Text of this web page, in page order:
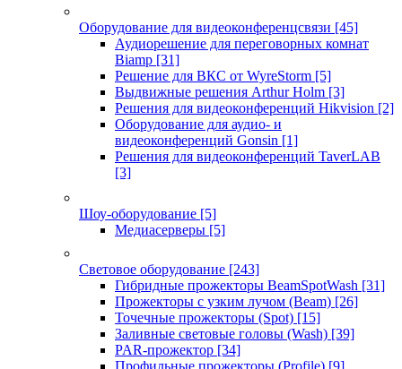
Оборудование для видеоконференцсвязи [45]
Аудиорешение для переговорных комнат
Biamp [31]
Решение для ВКС от WyreStorm [5]
Выдвижные решения Arthur Holm [3]
Решения для видеоконференций Hikvision [2]
Оборудование для аудио- и
видеоконференций Gonsin [1]
Решения для видеоконференций TaverLAB
[3]
Шоу-оборудование [5]
Медиасерверы [5]
Световое оборудование [243]
Гибридные прожекторы BeamSpotWash [31]
Прожекторы с узким лучом (Beam) [26]
Точечные прожекторы (Spot) [15]
Заливные световые головы (Wash) [39]
PAR-прожектор [34]
Профильные прожекторы (Profile) [9]